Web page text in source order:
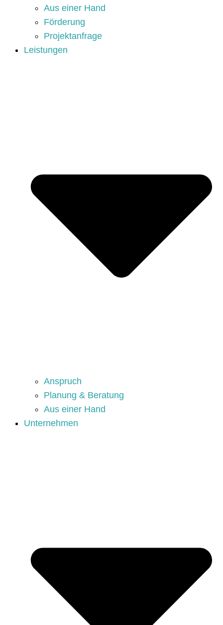
Aus einer Hand
Förderung
Projektanfrage
Leistungen
Anspruch
Planung & Beratung
Aus einer Hand
Unternehmen